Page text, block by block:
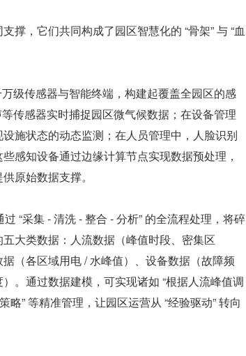
撑，它们共同构成了园区智慧化的 “骨架” 与 “血
级传感器与智能终端，构建起覆盖全园区的感
传感器实时捕捉园区微气候数据；在设备管理
施状态的动态监测；在人员管理中，人脸识别
感知设备通过边缘计算节点实现数据预处理，
原始数据支撑。
“采集 - 清洗 - 整合 - 分析” 的全流程处理，将碎
大类数据：人流数据（峰值时段、密集区
（各区域用电 / 水峰值）、设备数据（故障频
。通过数据建模，可实现诸如 “根据人流峰值调
” 等精准管理，让园区运营从 “经验驱动” 转向